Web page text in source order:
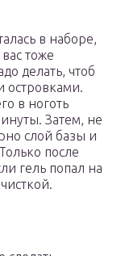
в наборе,
тоже
делать, чтоб
островками.
в ноготь
Затем, не
слой базы и
после
гель попал на